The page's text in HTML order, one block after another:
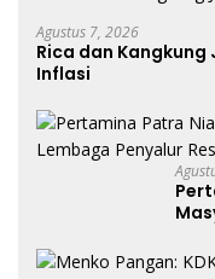
Agustus 7, 2026
Rica dan
Inflasi